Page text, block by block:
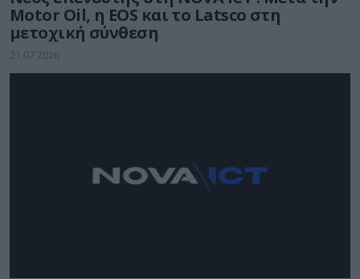
Motor Oil, η EOS και το Latsco στη
μετοχική σύνθεση
21.07.2026